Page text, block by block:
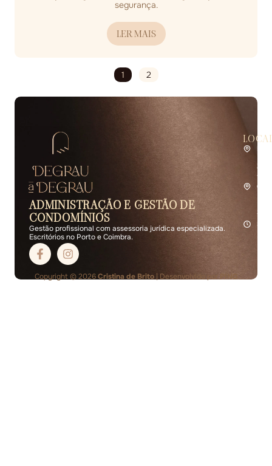
segurança.
LER MAIS
1 2
ADMINISTRAÇÃO E GESTÃO DE
CONDOMÍNIOS
Gestão profissional com assessoria jurídica especializada.
Escritórios no Porto e Coimbra.
2.º
Copyright © 2026Cristina de Brito| Desenvolvido porPING